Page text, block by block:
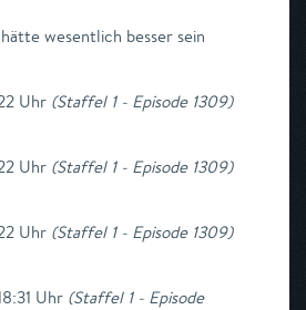
wesentlich besser sein
Uhr (Staffel 1 - Episode 1309)
Uhr (Staffel 1 - Episode 1309)
Uhr (Staffel 1 - Episode 1309)
Uhr (Staffel 1 - Episode